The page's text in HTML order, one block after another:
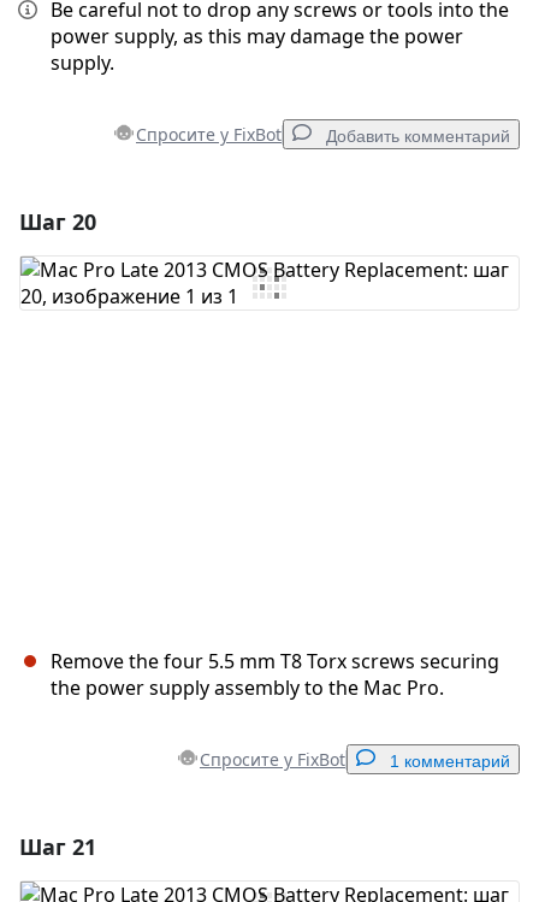
Be careful not to drop any screws or tools into the
power supply, as this may damage the power
supply.
Спросите у FixBot Добавить комментарий
Добавить комментарий
Шаг 20
Remove the four 5.5 mm T8 Torx screws securing
the power supply assembly to the Mac Pro.
Спросите у FixBot 1 комментарий
Шаг 21